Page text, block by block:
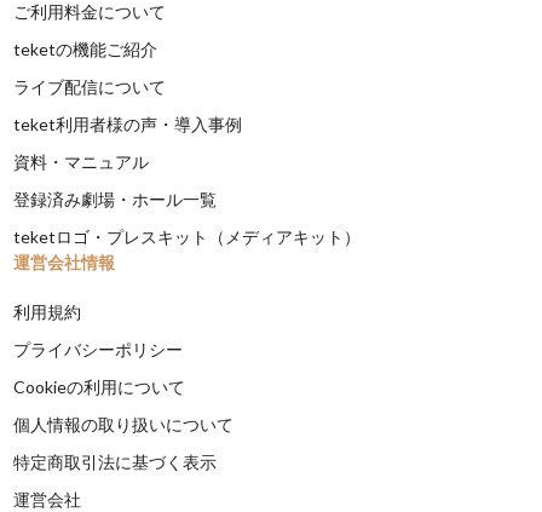
ご利用料金について
teketの機能ご紹介
ライブ配信について
teket利用者様の声・導入事例
資料・マニュアル
登録済み劇場・ホール一覧
teketロゴ・プレスキット（メディアキット）
運営会社情報
利用規約
プライバシーポリシー
Cookieの利用について
個人情報の取り扱いについて
特定商取引法に基づく表示
運営会社